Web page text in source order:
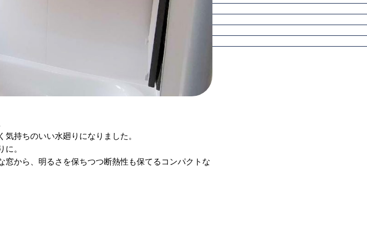
持ちのいい水廻りになりました。
に。
から、明るさを保ちつつ断熱性も保てるコンパクトな